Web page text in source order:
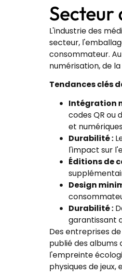
Secteur
L'industrie des
secteur,
consommateur.
numérisation, de
Tendances clés
Intégration
codes QR ou
et
Durabilité :
l'impact sur
Éditions de
Design
Durabilité :
garantissant
Des entreprises
publié des albums
l'empreinte
physiques de